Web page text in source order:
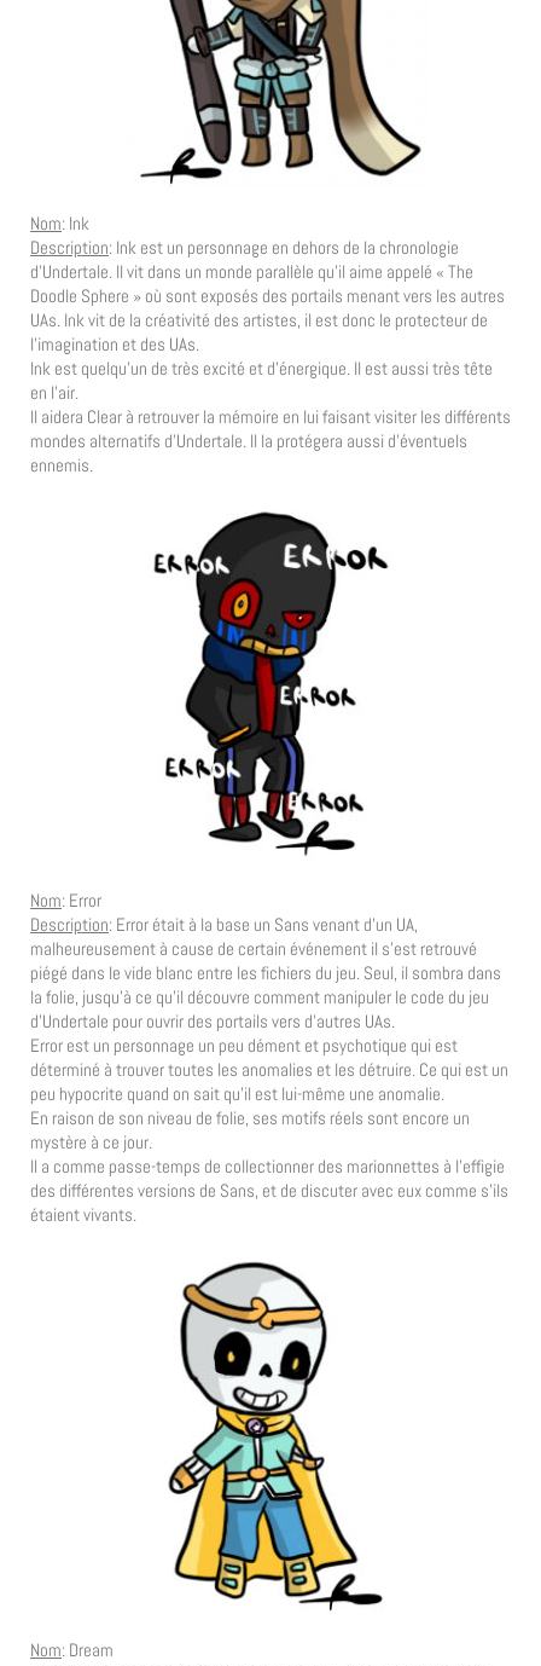
Nom: Ink
Description: Ink est un personnage en dehors de la chronologie
d’Undertale. Il vit dans un monde parallèle qu’il aime appelé « The
Doodle Sphere » où sont exposés des portails menant vers les autres
UAs. Ink vit de la créativité des artistes, il est donc le protecteur de
l’imagination et des UAs.
Ink est quelqu’un de très excité et d’énergique. Il est aussi très tête
en l’air.
Il aidera Clear à retrouver la mémoire en lui faisant visiter les différents
mondes alternatifs d’Undertale. Il la protégera aussi d’éventuels
ennemis.
Nom: Error
Description: Error était à la base un Sans venant d’un UA,
malheureusement à cause de certain événement il s’est retrouvé
piégé dans le vide blanc entre les fichiers du jeu. Seul, il sombra dans
la folie, jusqu’à ce qu’il découvre comment manipuler le code du jeu
d’Undertale pour ouvrir des portails vers d’autres UAs.
Error est un personnage un peu dément et psychotique qui est
déterminé à trouver toutes les anomalies et les détruire. Ce qui est un
peu hypocrite quand on sait qu’il est lui-même une anomalie.
En raison de son niveau de folie, ses motifs réels sont encore un
mystère à ce jour.
Il a comme passe-temps de collectionner des marionnettes à l’effigie
des différentes versions de Sans, et de discuter avec eux comme s’ils
étaient vivants.
Nom: Dream